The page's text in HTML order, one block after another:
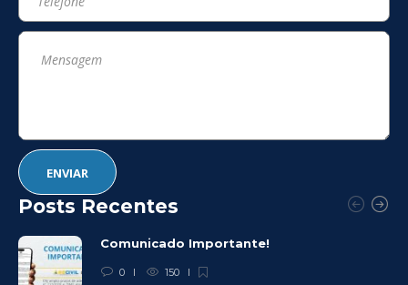
Posts Recentes
Comunicado Importante!
0 150